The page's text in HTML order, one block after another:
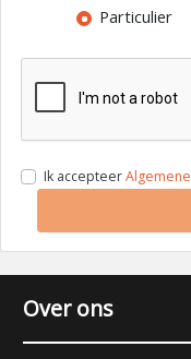
Particulier
Ik accepteer
Over ons